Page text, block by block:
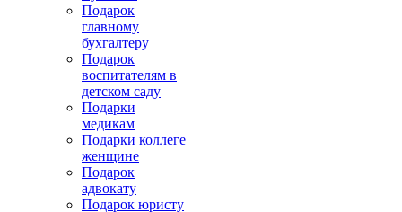
Подарок
главному
бухгалтеру
Подарок
воспитателям в
детском саду
Подарки
медикам
Подарки коллеге
женщине
Подарок
адвокату
Подарок юристу